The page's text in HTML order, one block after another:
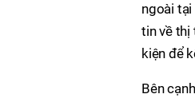
ngoài
tin về thị
kiện để
Bên